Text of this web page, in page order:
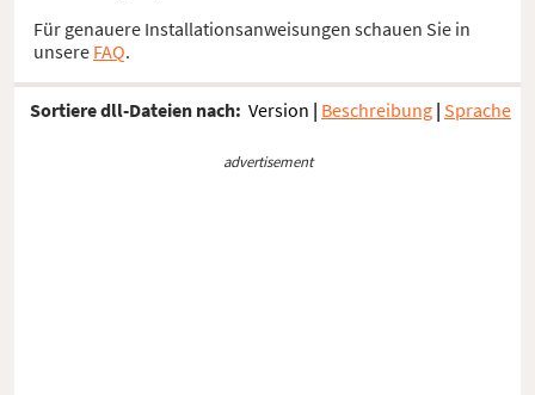
Für genauere Installationsanweisungen schauen Sie in
unsere FAQ.
Sortiere dll-Dateien nach: Version | Beschreibung | Sprache
advertisement